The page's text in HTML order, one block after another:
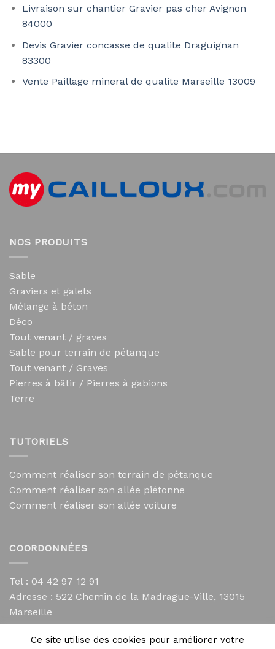
Livraison sur chantier Gravier pas cher Avignon
84000
Devis Gravier concasse de qualite Draguignan
83300
Vente Paillage mineral de qualite Marseille 13009
NOS PRODUITS
Sable
Graviers et galets
Mélange à béton
Déco
Tout venant / graves
Sable pour terrain de pétanque
Tout venant / Graves
Pierres à bâtir / Pierres à gabions
Terre
TUTORIELS
Comment réaliser son terrain de pétanque
Comment réaliser son allée piétonne
Comment réaliser son allée voiture
COORDONNÉES
Tel : 04 42 97 12 91
Adresse : 522 Chemin de la Madrague-Ville, 13015
Marseille
contact@mycailloux.com
Mentions légales
Ce site utilise des cookies pour améliorer votre